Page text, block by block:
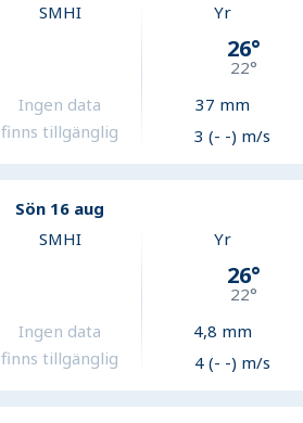
SMHI
Ingen data
finns tillgänglig
Yr
26°
22°
37 mm
3 (- -) m/s
Sön 16 aug
SMHI
Ingen data
finns tillgänglig
Yr
26°
22°
4,8 mm
4 (- -) m/s